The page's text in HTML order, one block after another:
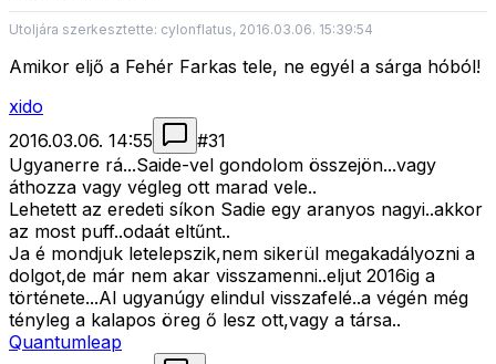
Utoljára szerkesztette: cylonflatus, 2016.03.06. 15:39:54
Amikor eljő a Fehér Farkas tele, ne egyél a sárga hóból!
xido
2016.03.06. 14:55
#31
Ugyanerre rá...Saide-vel gondolom összejön...vagy
áthozza vagy végleg ott marad vele..
Lehetett az eredeti síkon Sadie egy aranyos nagyi..akkor
az most puff..odaát eltűnt..
Ja é mondjuk letelepszik,nem sikerül megakadályozni a
dolgot,de már nem akar visszamenni..eljut 2016ig a
története...Al ugyanúgy elindul visszafelé..a végén még
tényleg a kalapos öreg ő lesz ott,vagy a társa..
Quantumleap